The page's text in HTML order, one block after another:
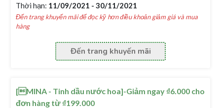
Thời hạn: 11/09/2021 - 30/11/2021
Đến trang khuyến mãi để đọc kỹ hơn điều khoản giảm giá và mua
hàng
Đến trang khuyến mãi
[MINA - Tinh dầu nước hoa]-Giảm ngay ₫6.000 cho
đơn hàng từ ₫199.000